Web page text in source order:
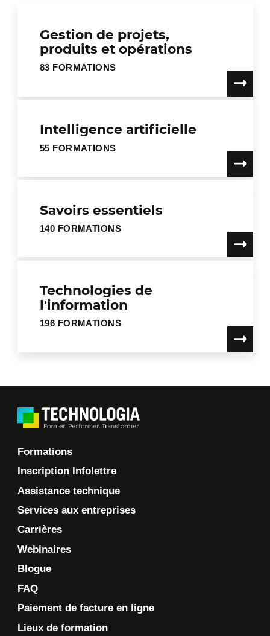
Gestion de projets,
produits et opérations
83 FORMATIONS
Intelligence artificielle
55 FORMATIONS
Savoirs essentiels
140 FORMATIONS
Technologies de
l'information
196 FORMATIONS
Formations
Inscription Infolettre
Assistance technique
Services aux entreprises
Carrières
Webinaires
Blogue
FAQ
Paiement de facture en ligne
Lieux de formation